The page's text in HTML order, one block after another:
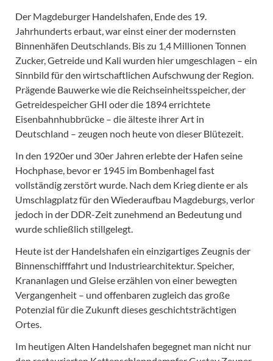
Der Magdeburger Handelshafen, Ende des 19.
Jahrhunderts erbaut, war einst einer der modernsten
Binnenhäfen Deutschlands. Bis zu 1,4 Millionen Tonnen
Zucker, Getreide und Kali wurden hier umgeschlagen – ein
Sinnbild für den wirtschaftlichen Aufschwung der Region.
Prägende Bauwerke wie die Reichseinheitsspeicher, der
Getreidespeicher GHI oder die 1894 errichtete
Eisenbahnhubbrücke – die älteste ihrer Art in
Deutschland – zeugen noch heute von dieser Blütezeit.
In den 1920er und 30er Jahren erlebte der Hafen seine
Hochphase, bevor er 1945 im Bombenhagel fast
vollständig zerstört wurde. Nach dem Krieg diente er als
Umschlagplatz für den Wiederaufbau Magdeburgs, verlor
jedoch in der DDR-Zeit zunehmend an Bedeutung und
wurde schließlich stillgelegt.
Heute ist der Handelshafen ein einzigartiges Zeugnis der
Binnenschifffahrt und Industriearchitektur. Speicher,
Krananlagen und Gleise erzählen von einer bewegten
Vergangenheit – und offenbaren zugleich das große
Potenzial für die Zukunft dieses geschichtsträchtigen
Ortes.
Im heutigen Alten Handelshafen begegnet man nicht nur